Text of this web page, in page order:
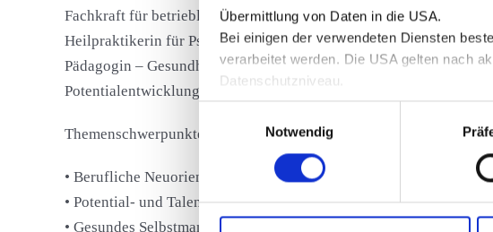
Übermittlung von Daten in die USA.
Bei einigen der verwendeten Diensten
verarbeitet werden. Die USA gelten nach
Datenschutzniveau.
Nähere Informationen erhalten Sie in
Notwendig
Fachkraft für betriebliches Gesundheitsmanagement (IHK)
Heilpraktikerin für Psychotherapie (Gesundheitsamt Bad Tölz)
Pädagogin – Gesundheitserziehung (Bode/TU-München)
Potentialentwicklung, gesundes Selbstmanagement und 50 +
Themenschwerpunkte bei der ATV
• Berufliche Neuorientierung
• Potential- und Talententwicklung
• Gesundes Selbstmanagement